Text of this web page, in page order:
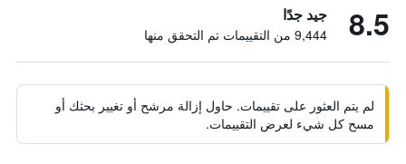
8.5 جيد جدًا
9,444 من التقييمات تم التحقق منها
لم يتم العثور على تقييمات. حاول إزالة مرشح أو تغيير بحثك أو
مسح كل شيء لعرض التقييمات.